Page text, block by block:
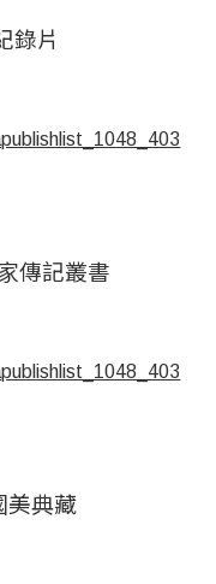
錄片
傳記叢書
美典藏